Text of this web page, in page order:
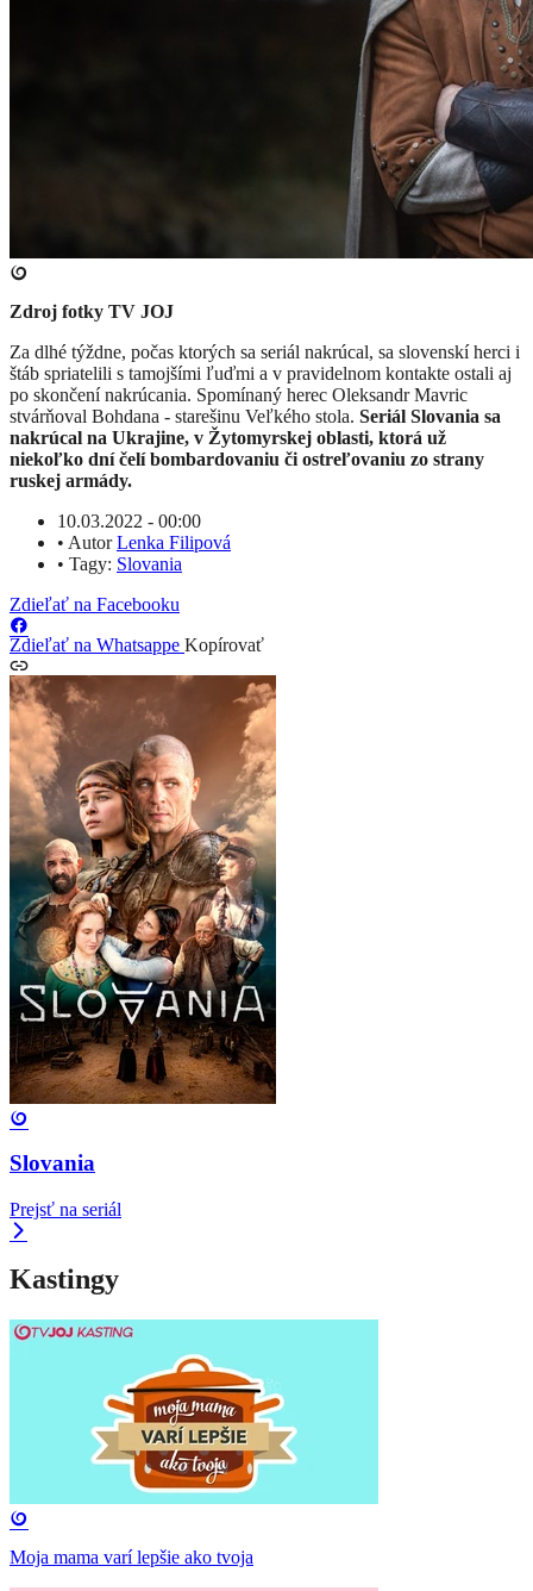
Zdroj fotky TV JOJ
​Za dlhé týždne, počas ktorých sa seriál nakrúcal, sa slovenskí herci i
štáb spriatelili s tamojšími ľuďmi a v pravidelnom kontakte ostali aj
po skončení nakrúcania. Spomínaný herec Oleksandr Mavric
stvárňoval Bohdana - starešinu Veľkého stola. Seriál Slovania sa
nakrúcal na Ukrajine, v Žytomyrskej oblasti, ktorá už
niekoľko dní čelí bombardovaniu či ostreľovaniu zo strany
ruskej armády.
10.03.2022 - 00:00
• AutorLenka Filipová
• Tagy: Slovania
Zdieľať na Facebooku
Zdieľať na Whatsappe Kopírovať
Slovania
Prejsť na seriál
Kastingy
Moja mama varí lepšie ako tvoja